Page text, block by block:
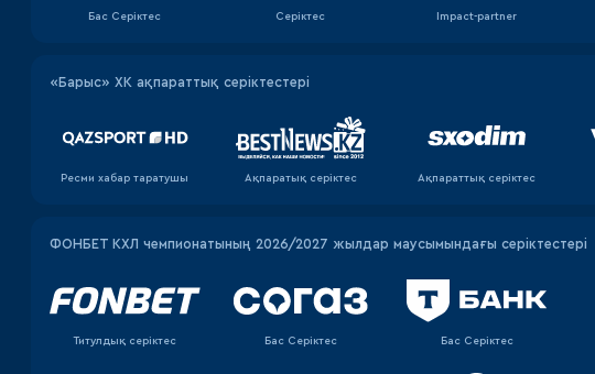
Бас Серіктес Серіктес Impact-partner
«Барыс» ХК ақпараттық серіктестері
Ресми хабар таратушы Ақпаратық серiктес Ақпараттық серіктес
ФОНБЕТ КХЛ чемпионатының 2026/2027 жылдар маусымындағы серіктестері
Титулдық серіктес Бас Серіктес Бас Серіктес